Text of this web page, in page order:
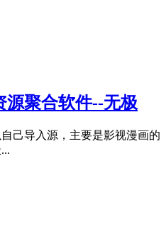
源聚合软件--无极
己导入源，主要是影视漫画的